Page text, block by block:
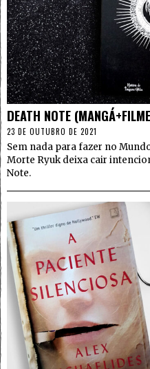
DEATH NOTE
23 DE OUTUBRO DE 2021
Sem nada para fazer no
Morte Ryuk deixa cair
Note.